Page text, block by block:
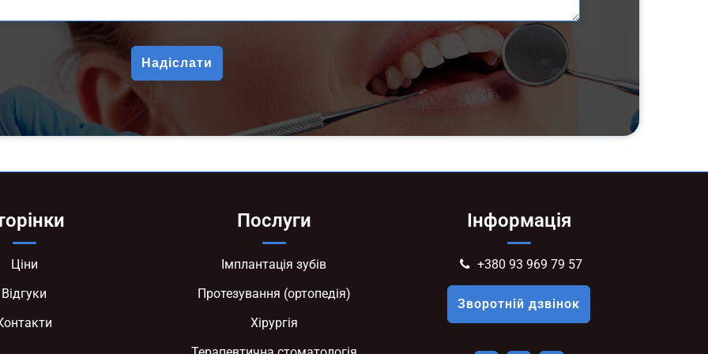
Ціни
Відгуки
Послуги
Імплантація зубів
Протезування (ортопедія)
Хірургія
Інформація
+380 93 969 79 57
Зворотній дзвінок